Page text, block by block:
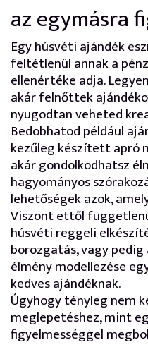
az egymásra
Egy húsvéti ajándék
feltétlenül annak a
ellenértéke adja.
akár felnőttek
nyugodtan veheted
Bedobhatod például
kezűleg készített apró
akár gondolkodhatsz
hagyományos
lehetőségek azok,
Viszont ettől
húsvéti reggeli
borozgatás, vagy
élmény modellezése
kedves ajándéknak.
Úgyhogy tényleg nem
meglepetéshez, mint
figyelmességgel